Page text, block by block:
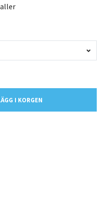
I KORGEN